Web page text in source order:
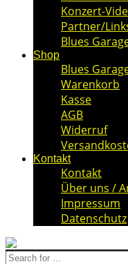
Konzert-
Partner/
Blues
Shop
Blues
Warenkorb
Kasse
AGB
Widerruf
Kontakt
Kontakt
Über uns /
Impressum
Datenschutz